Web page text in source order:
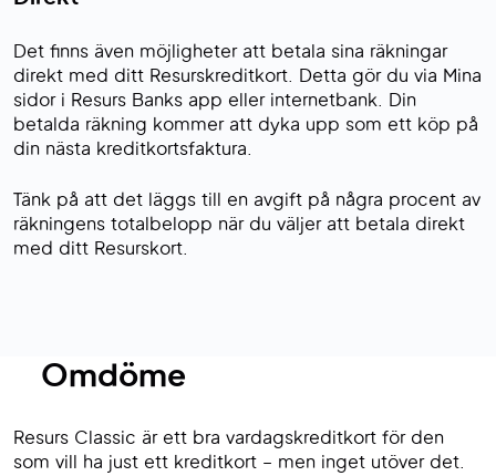
Det finns även möjligheter att betala sina räkningar
direkt med ditt Resurskreditkort. Detta gör du via Mina
sidor i Resurs Banks app eller internetbank. Din
betalda räkning kommer att dyka upp som ett köp på
din nästa kreditkortsfaktura.
Tänk på att det läggs till en avgift på några procent av
räkningens totalbelopp när du väljer att betala direkt
med ditt Resurskort.
Omdöme
Resurs Classic är ett bra vardagskreditkort för den
som vill ha just ett kreditkort – men inget utöver det.